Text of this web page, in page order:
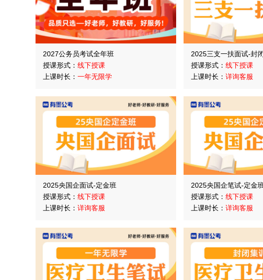
2027公务员考试全年班
授课形式： 线下授课
上课时长： 一年无限学
2025三支一扶面试-封
授课形式： 线下授课
上课时长： 详询客服
2025央国企面试-定金班
授课形式： 线下授课
上课时长： 详询客服
2025央国企笔试-定金
授课形式： 线下授课
上课时长： 详询客服